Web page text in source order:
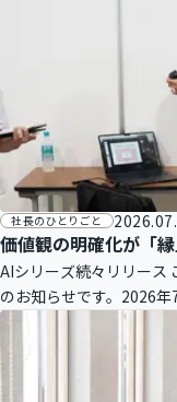
価値観の明確化が「
AIシリーズ続々リリース
のお知らせです。2026
化放送）のテレビ番組
社長のひとりごと